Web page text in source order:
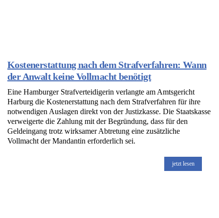
Kostenerstattung nach dem Strafverfahren: Wann
der Anwalt keine Vollmacht benötigt
Eine Hamburger Strafverteidigerin verlangte am Amtsgericht
Harburg die Kostenerstattung nach dem Strafverfahren für ihre
notwendigen Auslagen direkt von der Justizkasse. Die Staatskasse
verweigerte die Zahlung mit der Begründung, dass für den
Geldeingang trotz wirksamer Abtretung eine zusätzliche
Vollmacht der Mandantin erforderlich sei.
jetzt lesen